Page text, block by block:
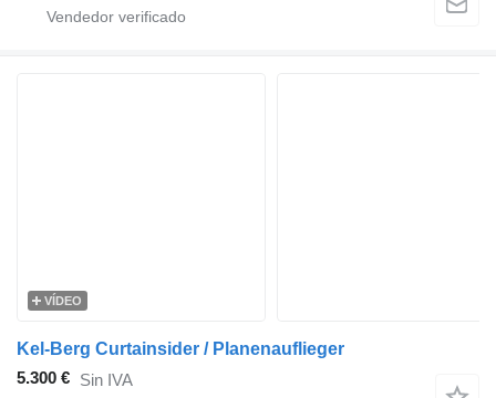
VÍDEO
Kel-Berg Curtainsider / Planenauflieger
5.300 € Sin IVA